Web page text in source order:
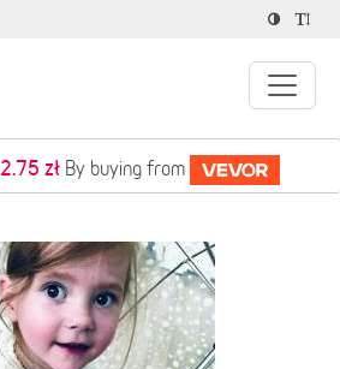
2.75 zł By buying from